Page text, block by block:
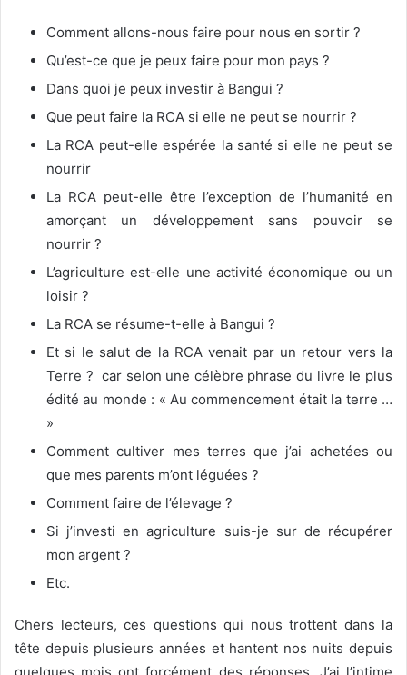
Comment allons-nous faire pour nous en sortir ?
Qu’est-ce que je peux faire pour mon pays ?
Dans quoi je peux investir à Bangui ?
Que peut faire la RCA si elle ne peut se nourrir ?
La RCA peut-elle espérée la santé si elle ne peut se
nourrir
La RCA peut-elle être l’exception de l’humanité en
amorçant un développement sans pouvoir se
nourrir ?
L’agriculture est-elle une activité économique ou un
loisir ?
La RCA se résume-t-elle à Bangui ?
Et si le salut de la RCA venait par un retour vers la
Terre ? car selon une célèbre phrase du livre le plus
édité au monde : « Au commencement était la terre …
»
Comment cultiver mes terres que j’ai achetées ou
que mes parents m’ont léguées ?
Comment faire de l’élevage ?
Si j’investi en agriculture suis-je sur de récupérer
mon argent ?
Etc.
Chers lecteurs, ces questions qui nous trottent dans la
tête depuis plusieurs années et hantent nos nuits depuis